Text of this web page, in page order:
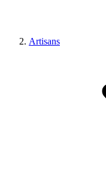
Artisans